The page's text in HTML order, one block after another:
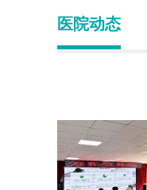
医院动态